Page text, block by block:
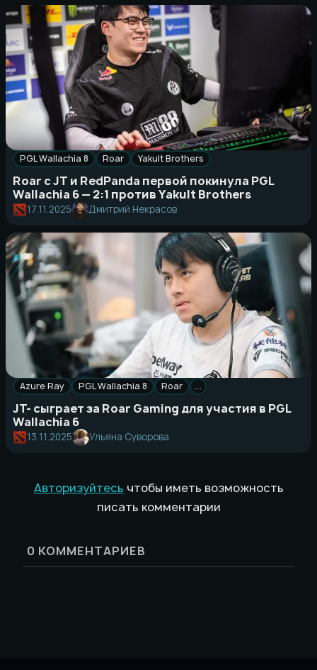
PGL Wallachia 8 Roar Yakult Brothers
Roar с JT и RedPanda первой покинула PGL
Wallachia 6 — 2:1 против Yakult Brothers
17.11.2025 Дмитрий Некрасов
Azure Ray PGL Wallachia 8 Roar …
JT- сыграет за Roar Gaming для участия в PGL
Wallachia 6
13.11.2025 Ульяна Суворова
Авторизуйтесь чтобы иметь возможность
писать комментарии
0 КОММЕНТАРИЕВ